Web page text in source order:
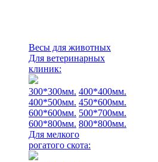
Весы для животных
Для ветеринарных
клиник:
300*300мм. 400*400мм.
400*500мм. 450*600мм.
600*600мм. 500*700мм.
600*800мм. 800*800мм.
Для мелкого
рогатого скота: